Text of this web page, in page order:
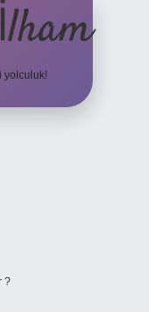
yolculuk!
?